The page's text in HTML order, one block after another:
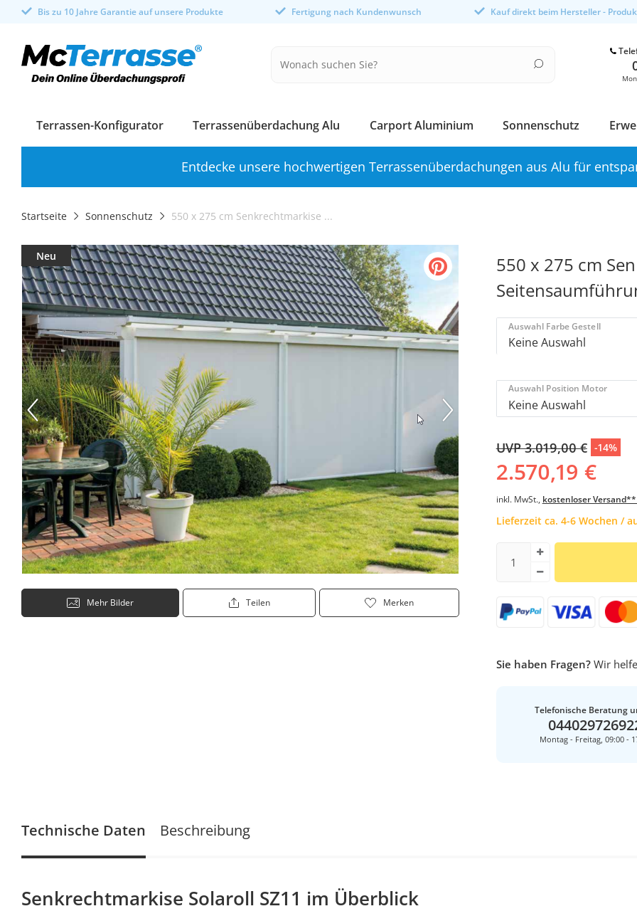
Bis zu 10 Jahre Garantie auf unsere Produkte Fertigung nach Kundenwunsch Kauf direkt beim Hersteller -
Terrassen-Konfigurator Terrassenüberdachung Alu Carport Aluminium Sonnenschutz
Entdecke unsere hochwertigen Terrassenüberdachungen aus Alu für
Startseite Sonnenschutz 550 x 275 cm Senkrechtmarkise ...
Neu
Mehr Bilder Teilen Merken
550 x 275 cm
Auswahl Farbe Gestell
Auswahl Position Motor
UVP 3.019,00 € -14%
2.570,19 €
inkl. MwSt., kostenloser
Lieferzeit ca. 4-6 Wochen /
Sie haben Fragen?Wir
Telefonische Beratung
Montag - Freitag, 09:00 -
Technische Daten
Senkrechtmarkise Solaroll SZ11 im Überblick
Beschreibung